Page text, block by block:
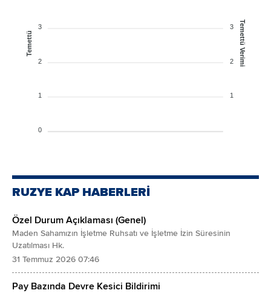
3
2
1
0
Temettü
3
2
1
Temettü Verimi
RUZYE KAP HABERLERİ
Özel Durum Açıklaması (Genel)
Maden Sahamızın İşletme Ruhsatı ve İşletme İzin Süresinin
Uzatılması Hk.
31 Temmuz 2026 07:46
Pay Bazında Devre Kesici Bildirimi